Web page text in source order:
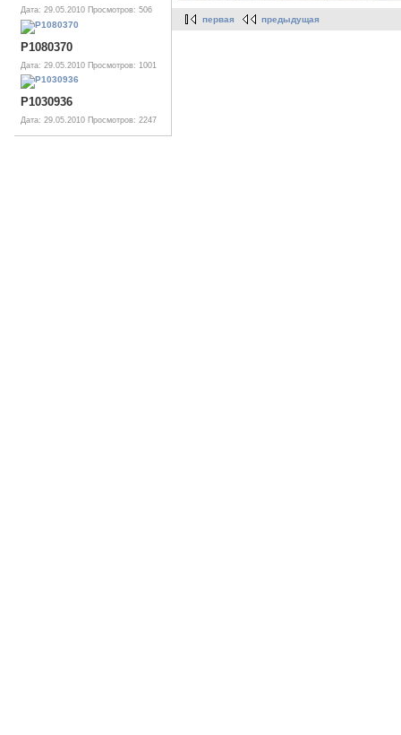
Дата: 29.05.2010 Просмотров: 506
P1080370
Дата: 29.05.2010 Просмотров: 1001
P1030936
Дата: 29.05.2010 Просмотров: 2247
первая предыдущая